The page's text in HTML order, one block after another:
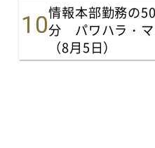
情報本部勤務の
分 パワハラ・マ
（8月5日）